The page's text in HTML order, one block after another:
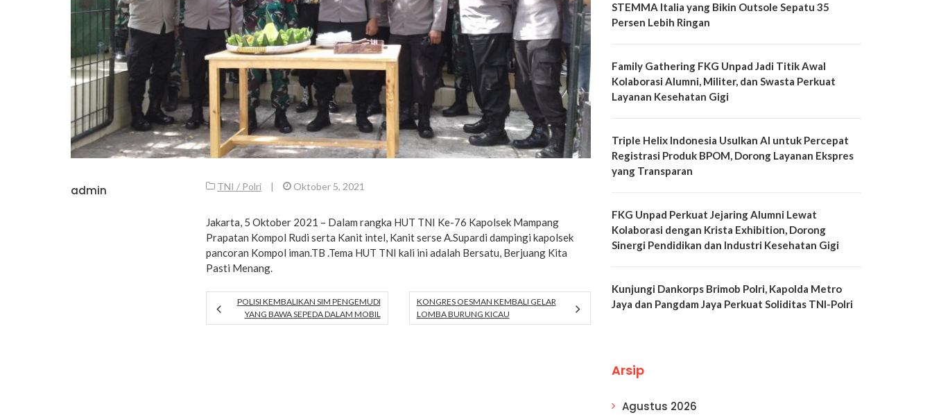
admin TNI / Polri | Oktober 5, 2021
Jakarta, 5 Oktober 2021 – Dalam rangka HUT TNI Ke-76 Kapolsek Mampang
Prapatan Kompol Rudi serta Kanit intel, Kanit serse A.Supardi dampingi kapolsek
pancoran Kompol iman.TB .Tema HUT TNI kali ini adalah Bersatu, Berjuang Kita
Pasti Menang.
POLISI KEMBALIKAN SIM PENGEMUDI
YANG BAWA SEPEDA DALAM MOBIL
KONGRES OESMAN KEMBALI GELAR
LOMBA BURUNG KICAU
STEMMA Italia yang Bikin Outsole Sepatu 35
Persen Lebih Ringan
Family Gathering FKG Unpad Jadi Titik Awal
Kolaborasi Alumni, Militer, dan Swasta Perkuat
Layanan Kesehatan Gigi
Triple Helix Indonesia Usulkan AI untuk Percepat
Registrasi Produk BPOM, Dorong Layanan Ekspres
yang Transparan
FKG Unpad Perkuat Jejaring Alumni Lewat
Kolaborasi dengan Krista Exhibition, Dorong
Sinergi Pendidikan dan Industri Kesehatan Gigi
Kunjungi Dankorps Brimob Polri, Kapolda Metro
Jaya dan Pangdam Jaya Perkuat Soliditas TNI-Polri
Arsip
Agustus 2026